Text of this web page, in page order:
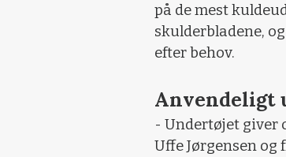
på de mest
skulderbladene,
efter behov.
Anvendeligt
- Undertøjet giver
Uffe Jørgensen